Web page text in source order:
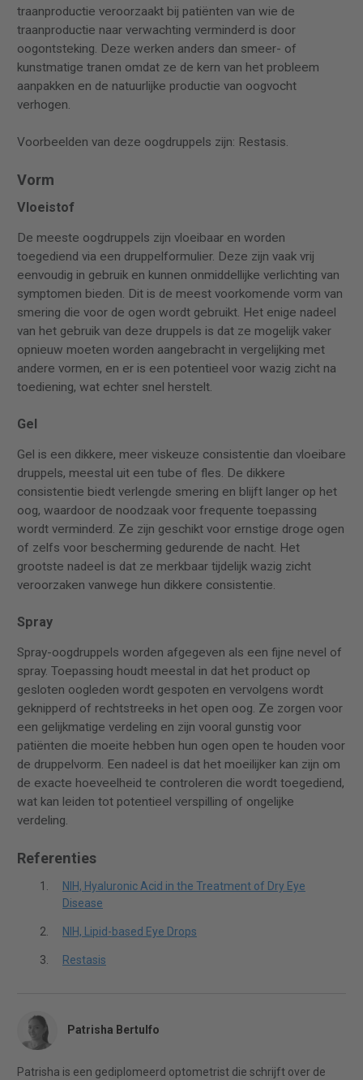
traanproductie veroorzaakt bij patiënten van wie de
traanproductie naar verwachting verminderd is door
oogontsteking. Deze werken anders dan smeer- of
kunstmatige tranen omdat ze de kern van het probleem
aanpakken en de natuurlijke productie van oogvocht
verhogen.
Voorbeelden van deze oogdruppels zijn: Restasis.
Vorm
Vloeistof
De meeste oogdruppels zijn vloeibaar en worden
toegediend via een druppelformulier. Deze zijn vaak vrij
eenvoudig in gebruik en kunnen onmiddellijke verlichting van
symptomen bieden. Dit is de meest voorkomende vorm van
smering die voor de ogen wordt gebruikt. Het enige nadeel
van het gebruik van deze druppels is dat ze mogelijk vaker
opnieuw moeten worden aangebracht in vergelijking met
andere vormen, en er is een potentieel voor wazig zicht na
toediening, wat echter snel herstelt.
Gel
Gel is een dikkere, meer viskeuze consistentie dan vloeibare
druppels, meestal uit een tube of fles. De dikkere
consistentie biedt verlengde smering en blijft langer op het
oog, waardoor de noodzaak voor frequente toepassing
wordt verminderd. Ze zijn geschikt voor ernstige droge ogen
of zelfs voor bescherming gedurende de nacht. Het
grootste nadeel is dat ze merkbaar tijdelijk wazig zicht
veroorzaken vanwege hun dikkere consistentie.
Spray
Spray-oogdruppels worden afgegeven als een fijne nevel of
spray. Toepassing houdt meestal in dat het product op
gesloten oogleden wordt gespoten en vervolgens wordt
geknipperd of rechtstreeks in het open oog. Ze zorgen voor
een gelijkmatige verdeling en zijn vooral gunstig voor
patiënten die moeite hebben hun ogen open te houden voor
de druppelvorm. Een nadeel is dat het moeilijker kan zijn om
de exacte hoeveelheid te controleren die wordt toegediend,
wat kan leiden tot potentieel verspilling of ongelijke
verdeling.
Referenties
NIH, Hyaluronic Acid in the Treatment of Dry Eye
Disease
NIH, Lipid-based Eye Drops
Restasis
Patrisha Bertulfo
Patrisha is een gediplomeerd optometrist die schrijft over de